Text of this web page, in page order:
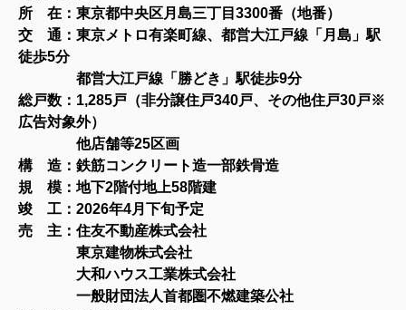
所 在：東京都中央区月島三丁目3300番（地番）
交 通：東京メトロ有楽町線、都営大江戸線「月島」駅
徒歩5分
都営大江戸線「勝どき」駅徒歩9分
総戸数：1,285戸（非分譲住戸340戸、その他住戸30戸※
広告対象外）
他店舗等25区画
構 造：鉄筋コンクリート造一部鉄骨造
規 模： 地下2階付地上58階建
竣 工：2026年4月下旬予定
売 主：住友不動産株式会社
東京建物株式会社
大和ハウス工業株式会社
一般財団法人首都圏不燃建築公社